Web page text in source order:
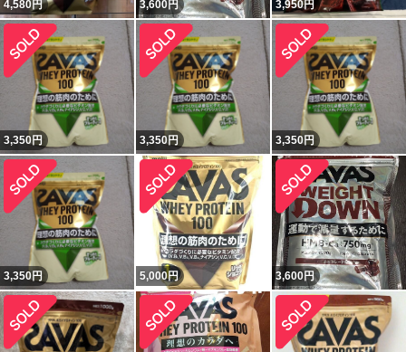
4,580円 3,600円 3,950円
3,350円 3,350円 3,350円
3,350円 5,000円 3,600円